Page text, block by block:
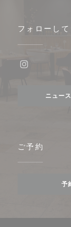
フォローし
ニュー
ご予約
予